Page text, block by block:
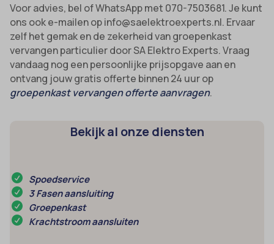
Voor advies, bel of WhatsApp met 070-7503681. Je kunt
ons ook e-mailen op info@saelektroexperts.nl. Ervaar
zelf het gemak en de zekerheid van groepenkast
vervangen particulier door SA Elektro Experts. Vraag
vandaag nog een persoonlijke prijsopgave aan en
ontvang jouw gratis offerte binnen 24 uur op
groepenkast vervangen offerte aanvragen.
Bekijk al onze diensten
Spoedservice
3 Fasen aansluiting
Groepenkast
Krachtstroom aansluiten
googtrans
gt_auto_switch
intercom-id-*
intercom-session-*
OptanonConsent
wordpress_logged_in_*
wordpress_test_cookie
borlabs-cookie
cato_fw_inet
cb-enabled
cc_cookie_accept
cookiesEnabled
domain
et-editing-post-*